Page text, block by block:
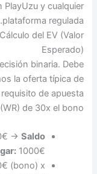
y cualquier
plataforma regulada.
del EV (Valor
Esperado)
binaria. Debe
la oferta típica de
de apuesta
(WR) de 30x el bono”.
-> Saldo
1000€.
(bono) x